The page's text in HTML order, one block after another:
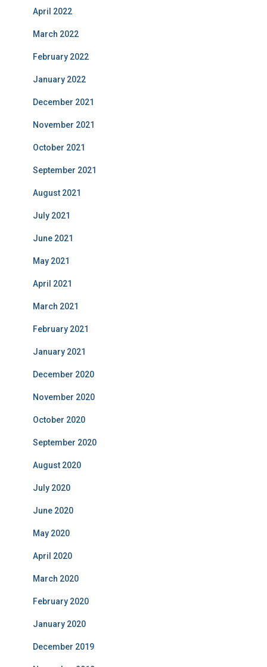
April 2022
March 2022
February 2022
January 2022
December 2021
November 2021
October 2021
September 2021
August 2021
July 2021
June 2021
May 2021
April 2021
March 2021
February 2021
January 2021
December 2020
November 2020
October 2020
September 2020
August 2020
July 2020
June 2020
May 2020
April 2020
March 2020
February 2020
January 2020
December 2019